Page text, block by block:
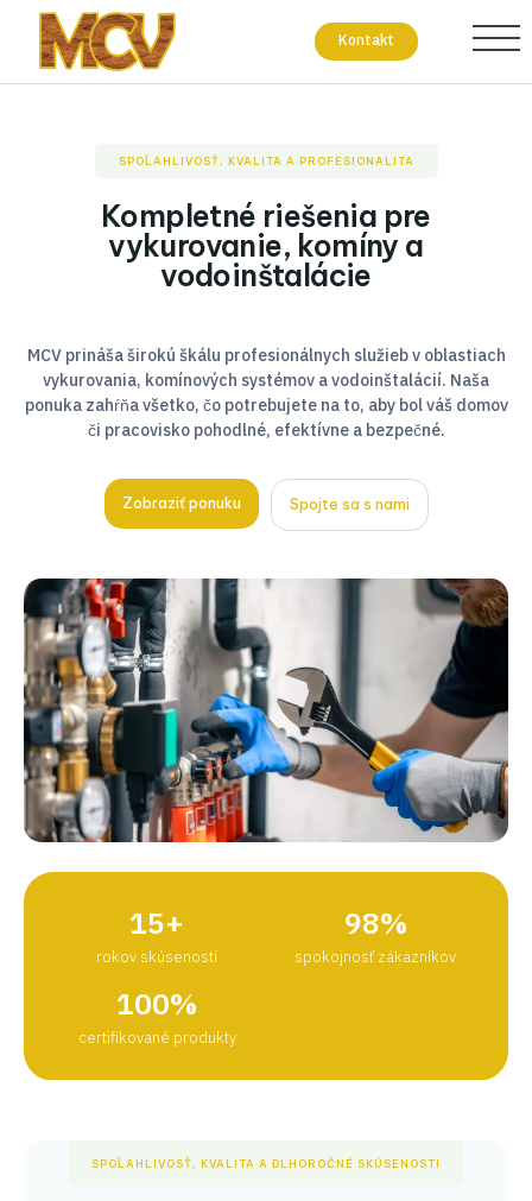
Kontakt
SPOĽAHLIVOSŤ, KVALITA A PROFESIONALITA
Kompletné riešenia pre
vykurovanie, komíny a
vodoinštalácie
MCV prináša širokú škálu profesionálnych služieb v oblastiach
vykurovania, komínových systémov a vodoinštalácií. Naša
ponuka zahŕňa všetko, čo potrebujete na to, aby bol váš domov
či pracovisko pohodlné, efektívne a bezpečné.
Zobraziť ponuku Spojte sa s nami
15+
rokov skúseností
98%
spokojnosť zákazníkov
100%
certifikované produkty
SPOĽAHLIVOSŤ, KVALITA A DLHOROČNÉ SKÚSENOSTI